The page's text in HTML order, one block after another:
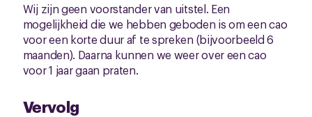
Wij zijn geen voorstander van uitstel. Een
mogelijkheid die we hebben geboden is om een cao
voor een korte duur af te spreken (bijvoorbeeld 6
maanden). Daarna kunnen we weer over een cao
voor 1 jaar gaan praten.
Vervolg